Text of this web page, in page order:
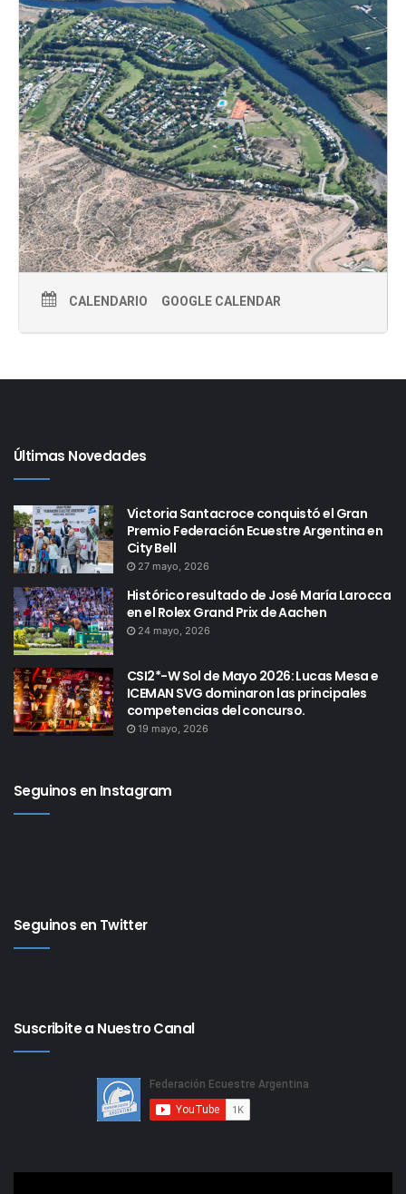
CALENDARIO GOOGLE CALENDAR
Últimas Novedades
Victoria Santacroce conquistó el Gran
Premio Federación Ecuestre Argentina en
City Bell
27 mayo, 2026
Histórico resultado de José María Larocca
en el Rolex Grand Prix de Aachen
24 mayo, 2026
CSI2*-W Sol de Mayo 2026: Lucas Mesa e
ICEMAN SVG dominaron las principales
competencias del concurso.
19 mayo, 2026
Seguinos en Instagram
Seguinos en Twitter
Suscribite a Nuestro Canal